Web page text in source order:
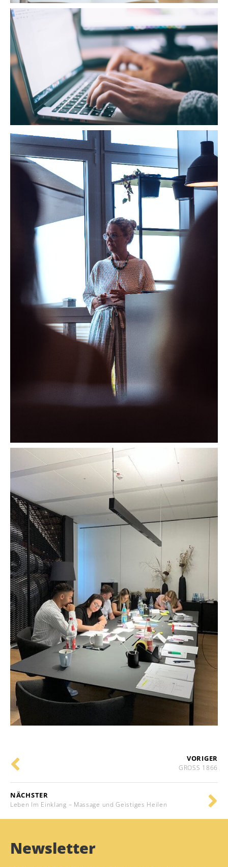
VORIGER
GROSS 1866
NÄCHSTER
Leben Im Einklang – Massage und Geistiges Heilen
Newsletter